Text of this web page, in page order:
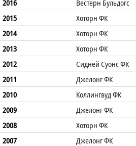
2016
Вестерн Бульдогс
2015
Хоторн ФК
2014
Хоторн ФК
2013
Хоторн ФК
2012
Сидней Суонс ФК
2011
Джелонг ФК
2010
Коллингвуд ФК
2009
Джелонг ФК
2008
Хоторн ФК
2007
Джелонг ФК